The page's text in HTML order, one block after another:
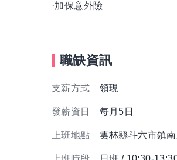
·加保意外險
職缺資訊
支薪方式 領現
發薪資日 每月5日
上班地點 雲林縣斗六市鎮